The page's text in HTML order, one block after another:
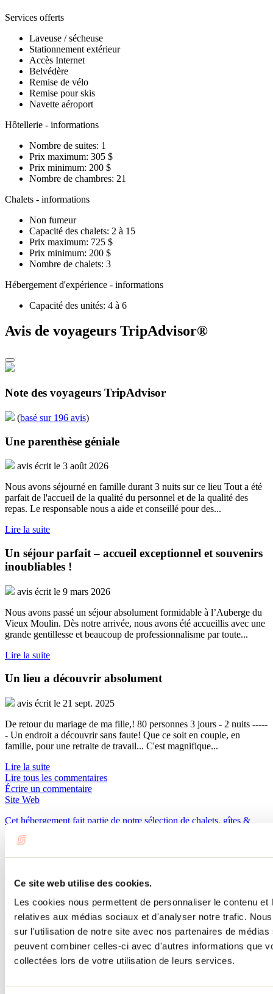
Ce site web utilise des cookies.
Les cookies nous permettent de personnaliser le contenu
relatives aux médias sociaux et d'analyser notre trafic.
sur l'utilisation de notre site avec nos partenaires de
peuvent combiner celles-ci avec d'autres informations que
collectées lors de votre utilisation de leurs services.
Services offerts
Laveuse / sécheuse
Stationnement extérieur
Accès Internet
Belvédère
Remise de vélo
Remise pour skis
Navette aéroport
Hôtellerie - informations
Nombre de suites: 1
Prix maximum: 305 $
Prix minimum: 200 $
Nombre de chambres: 21
Chalets - informations
Non fumeur
Capacité des chalets: 2 à 15
Prix maximum: 725 $
Prix minimum: 200 $
Nombre de chalets: 3
Hébergement d'expérience - informations
Capacité des unités: 4 à 6
Avis de voyageurs TripAdvisor®
Note des voyageurs TripAdvisor
(basé sur 196 avis)
Une parenthèse géniale
avis écrit le 3 août 2026
Nous avons séjourné en famille durant 3 nuits sur ce lieu Tout a été
parfait de l'accueil de la qualité du personnel et de la qualité des
repas. Le responsable nous a aide et conseillé pour des...
Lire la suite
Un séjour parfait – accueil exceptionnel et souvenirs
inoubliables !
avis écrit le 9 mars 2026
Nous avons passé un séjour absolument formidable à l’Auberge du
Vieux Moulin. Dès notre arrivée, nous avons été accueillis avec une
grande gentillesse et beaucoup de professionnalisme par toute...
Lire la suite
Un lieu a découvrir absolument
avis écrit le 21 sept. 2025
De retour du mariage de ma fille,! 80 personnes 3 jours - 2 nuits -----
- Un endroit a découvrir sans faute! Que ce soit en couple, en
famille, pour une retraite de travail... C'est magnifique...
Lire la suite
Lire tous les commentaires
Écrire un commentaire
Site Web
Cet hébergement fait partie de notre sélection de chalets, gîtes &
450 884-0211
866 884-0211
info@auberge-lanaudiere.com
Réservez!
No d'enregistrement117095
À lire sur le blogue